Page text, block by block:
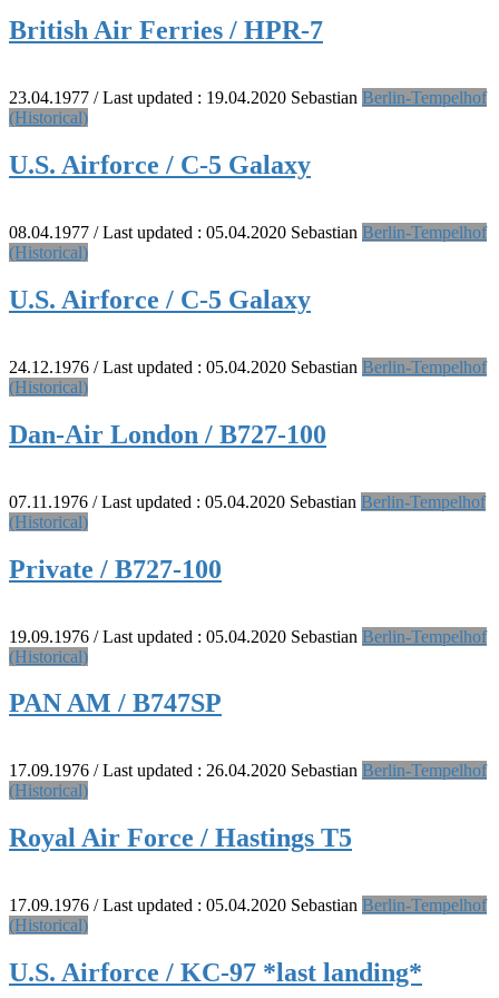
British Air Ferries / HPR-7
23.04.1977 / Last updated : 19.04.2020 Sebastian Berlin-Tempelhof
(Historical)
U.S. Airforce / C-5 Galaxy
08.04.1977 / Last updated : 05.04.2020 Sebastian Berlin-Tempelhof
(Historical)
U.S. Airforce / C-5 Galaxy
24.12.1976 / Last updated : 05.04.2020 Sebastian Berlin-Tempelhof
(Historical)
Dan-Air London / B727-100
07.11.1976 / Last updated : 05.04.2020 Sebastian Berlin-Tempelhof
(Historical)
Private / B727-100
19.09.1976 / Last updated : 05.04.2020 Sebastian Berlin-Tempelhof
(Historical)
PAN AM / B747SP
17.09.1976 / Last updated : 26.04.2020 Sebastian Berlin-Tempelhof
(Historical)
Royal Air Force / Hastings T5
17.09.1976 / Last updated : 05.04.2020 Sebastian Berlin-Tempelhof
(Historical)
U.S. Airforce / KC-97 *last landing*